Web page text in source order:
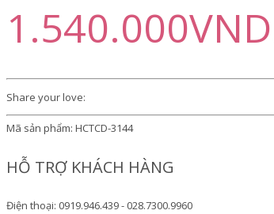
1.540.000VND
Share your love:
Mã sản phẩm: HCTCD-3144
HỖ TRỢ KHÁCH HÀNG
Điện thoại: 0919.946.439 - 028.7300.9960